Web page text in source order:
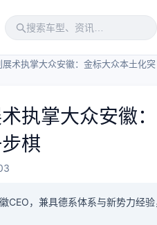
展术执掌大众安徽：金标大众本土化突
执掌大众安徽
棋
CEO，兼具德系体系与新势力经